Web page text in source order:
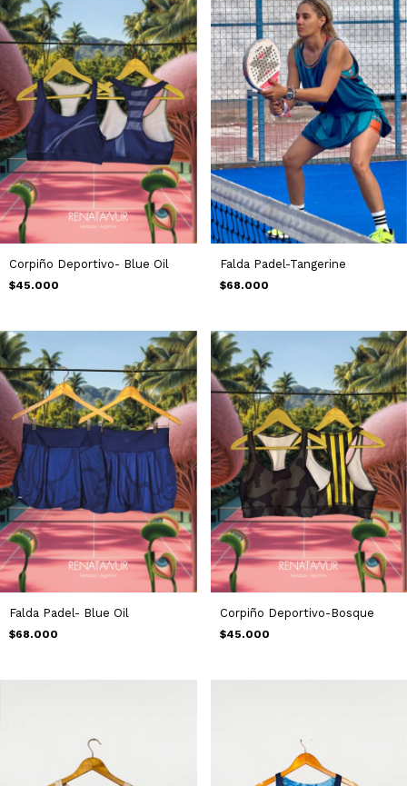
Corpiño Deportivo- Blue Oil
$45.000
Falda Padel-Tangerine
$68.000
Falda Padel- Blue Oil
$68.000
Corpiño Deportivo-Bosque
$45.000